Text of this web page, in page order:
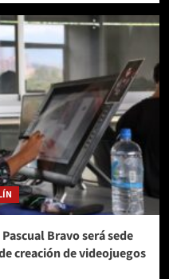
Bravo será sede
creación de videojuegos